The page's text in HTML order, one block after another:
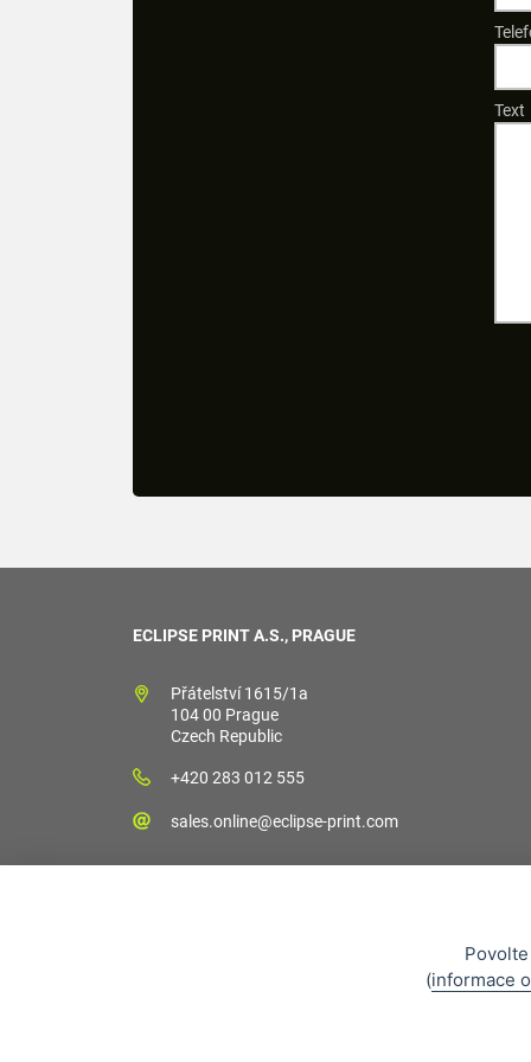
Text
ECLIPSE PRINT A.S., PRAGUE
Přátelství 1615/1a
104 00 Prague
Czech Republic
+420 283 012 555
sales.online@eclipse-print.com
Obchodní
(informace